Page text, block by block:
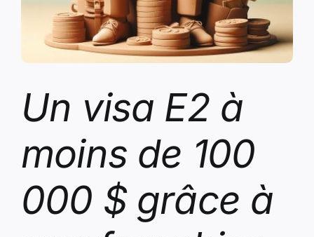
Un visa E2 à
moins de 100
000 $ grâce à